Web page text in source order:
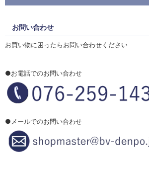
お問い合わせ
お買い物に困ったらお問い合わせください
●お電話でのお問い合わせ
●メールでのお問い合わせ